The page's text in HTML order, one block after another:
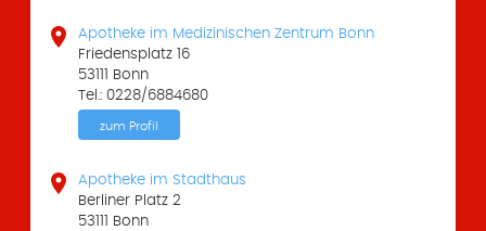

Apotheke im Medizinischen Zentrum Bonn
Friedensplatz 16
53111 Bonn
Tel.: 0228/6884680
zum Profil

Apotheke im Stadthaus
Berliner Platz 2
53111 Bonn